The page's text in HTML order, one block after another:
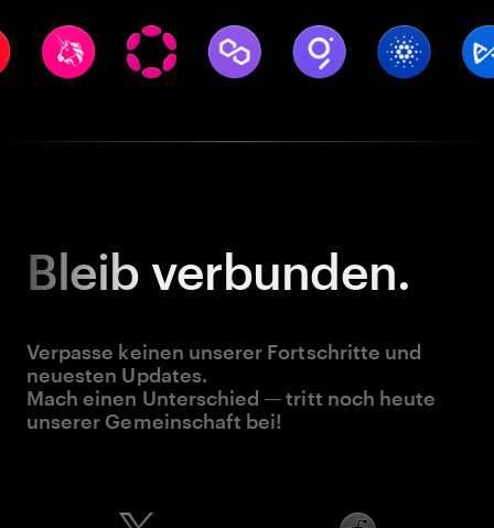
Bleib verbunden.
Verpasse keinen unserer Fortschritte und
neuesten Updates.
Mach einen Unterschied — tritt noch heute
unserer Gemeinschaft bei!